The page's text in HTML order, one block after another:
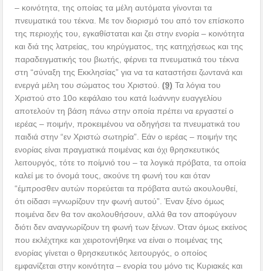
– κοινότητα, της οποίας τα μέλη αυτόματα γίνονται τα
πνευματικά του τέκνα. Με τον διορισμό του από τον επίσκοπο
της περιοχής του, εγκαθίσταται και ζει στην ενορία – κοινότητα
και διά της λατρείας, του κηρύγματος, της κατηχήσεως και της
παραδειγματικής του βιωτής, φέρνει τα πνευματικά του τέκνα
στη “σύναξη της Εκκλησίας” για να τα καταστήσει ζωντανά και
ενεργά μέλη του σώματος του Χριστού.(9) Τα λόγια του
Χριστού στο 10ο κεφάλαιο του κατά Ιωάννην ευαγγελίου
αποτελούν τη βάση πάνω στην οποία πρέπει να εργαστεί ο
ιερέας – ποιμήν, προκειμένου να οδηγήσει τα πνευματικά του
παιδιά στην “εν Χριστώ σωτηρία”. Εάν ο ιερέας – ποιμήν της
ενορίας είναι πραγματικά ποιμένας και όχι θρησκευτικός
λειτουργός, τότε το ποίμνιό του – τα λογικά πρόβατα, τα οποία
καλεί με το όνομά τους, ακούνε τη φωνή του και όταν
“έμπροσθεν αυτών πορεύεται τα πρόβατα αυτώ ακουλουθεί,
ότι οίδασι =γνωρίζουν την φωνή αυτού”. Έναν ξένο όμως
ποιμένα δεν θα τον ακολουθήσουν, αλλά θα τον αποφύγουν
διότι δεν αναγνωρίζουν τη φωνή των ξένων. Όταν όμως εκείνος
που εκλέχτηκε και χειροτονήθηκε να είναι ο ποιμένας της
ενορίας γίνεται ο θρησκευτικός λειτουργός, ο οποίος
εμφανίζεται στην κοινότητα – ενορία του μόνο τις Κυριακές και